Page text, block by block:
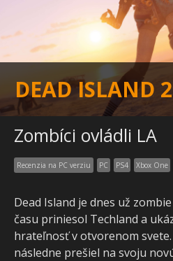
DEAD ISLAND 2
Zombíci ovládli LA
Recenzia na PC verziu PC PS4 Xbox One
Dead Island je dnes už
času priniesol Techland a
hrateľnosť v otvorenom
následne prešiel na svoju